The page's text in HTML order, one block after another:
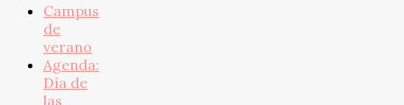
Campus
de
verano
Agenda:
Día de
las